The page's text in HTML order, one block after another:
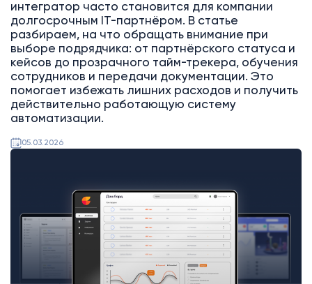
интегратор часто становится для компании
долгосрочным IT-партнёром. В статье
разбираем, на что обращать внимание при
выборе подрядчика: от партнёрского статуса и
кейсов до прозрачного тайм-трекера, обучения
сотрудников и передачи документации. Это
помогает избежать лишних расходов и получить
действительно работающую систему
автоматизации.
05.03.2026